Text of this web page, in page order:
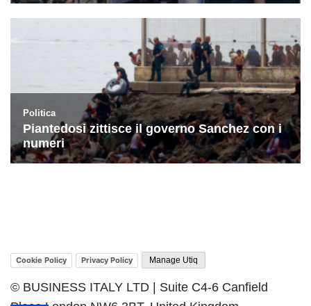
Cookie Policy Privacy Policy Manage Utiq
© BUSINESS ITALY LTD | Suite C4-6 Canfield